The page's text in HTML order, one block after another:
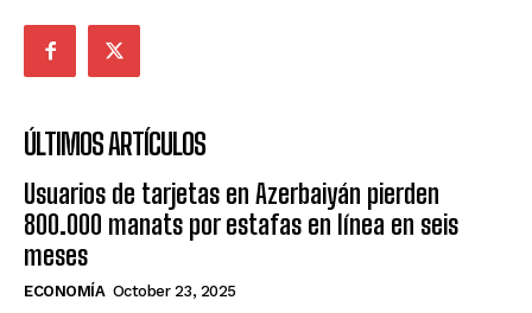
ÚLTIMOS ARTÍCULOS
Usuarios de tarjetas en Azerbaiyán pierden
800.000 manats por estafas en línea en seis
meses
ECONOMÍA October 23, 2025